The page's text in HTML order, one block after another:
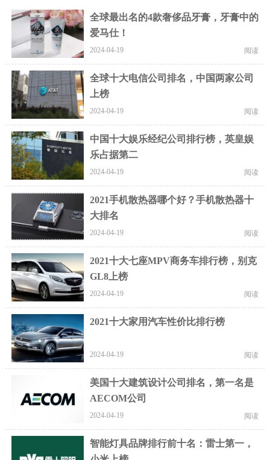
全球最出名的4款奢侈品牙膏，牙膏中的
爱马仕！
2024-04-19 阅读
全球十大电信公司排名，中国两家公司
上榜
2024-04-19 阅读
中国十大娱乐经纪公司排行榜，英皇娱
乐占据第二
2024-04-19 阅读
2021手机散热器哪个好？手机散热器十
大排名
2024-04-19 阅读
2021十大七座MPV商务车排行榜，别克
GL8上榜
2024-04-19 阅读
2021十大家用汽车性价比排行榜
2024-04-19 阅读
美国十大建筑设计公司排名，第一名是
AECOM公司
2024-04-19 阅读
智能灯具品牌排行前十名：雷士第一，